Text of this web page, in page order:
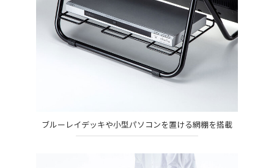
ブルーレイデッキや小型パソコンを置ける網棚を搭載